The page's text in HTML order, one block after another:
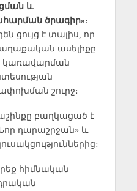
և
ծրագիր»։
ցույց է տալիս, որ
ասելիքը
կառավարման
շուրջ։
բաղկացած է
դարաշրջան» և
հիմնական